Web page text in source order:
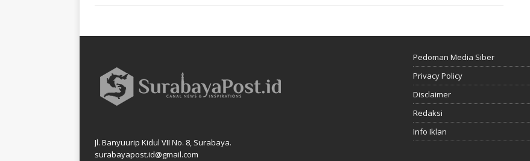
Jl. Banyuurip Kidul VII No. 8, Surabaya.
surabayapost.id@gmail.com
Pedoman Media Siber
Privacy Policy
Disclaimer
Redaksi
Info Iklan